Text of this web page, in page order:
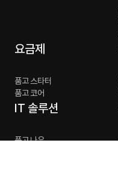
요금제
품고 스타터
품고 코어
IT 솔루션
품고 나우